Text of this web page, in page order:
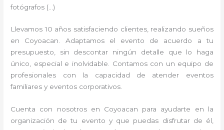
fotógrafos (…)
Llevamos 10 años satisfaciendo clientes, realizando sueños
en Coyoacan. Adaptamos el evento de acuerdo a tu
presupuesto, sin descontar ningún detalle que lo haga
único, especial e inolvidable. Contamos con un equipo de
profesionales con la capacidad de atender eventos
familiares y eventos corporativos.
Cuenta con nosotros en Coyoacan para ayudarte en la
organización de tu evento y que puedas disfrutar de él,